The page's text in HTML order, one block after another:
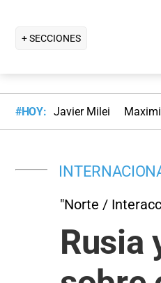
+ SECCIONES
#HOY: Javier Milei
"Norte /
Rusia